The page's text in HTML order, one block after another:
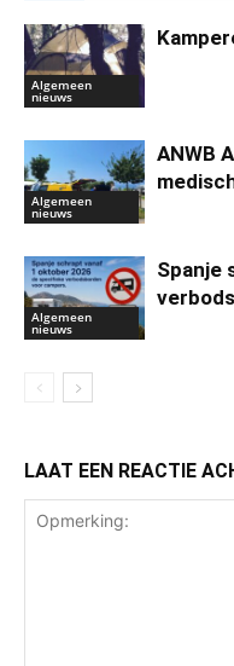
Algemeen
nieuws
Algemeen
nieuws
ANWB
Algemeen
nieuws
Spanje
LAAT EEN REACTIE